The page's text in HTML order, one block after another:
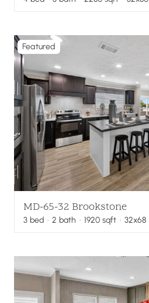
Featured
MD-65-32 Brookstone
3 bed · 2 bath · 1920 sqft· 32x68